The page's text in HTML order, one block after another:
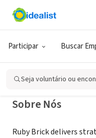
Participar Buscar
Seja voluntário ou
CONSULTORIA
Ruby Brick
Sobre Nós
Ruby Brick delivers